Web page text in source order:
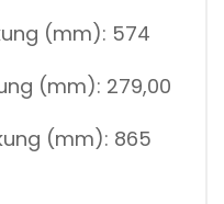
(mm): 574
(mm): 279,00
(mm): 865